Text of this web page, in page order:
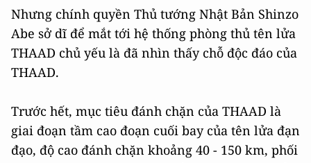
Nhưng chính quyền Thủ tướng Nhật Bản Shinzo
Abe sở dĩ để mắt tới hệ thống phòng thủ tên lửa
THAAD chủ yếu là đã nhìn thấy chỗ độc đáo của
THAAD.
Trước hết, mục tiêu đánh chặn của THAAD là
giai đoạn tầm cao đoạn cuối bay của tên lửa đạn
đạo, độ cao đánh chặn khoảng 40 - 150 km, phối